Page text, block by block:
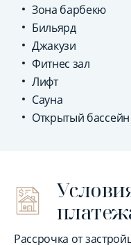
Зона барбекю
Бильярд
Джакузи
Фитнес зал
Лифт
Сауна
Открытый бассейн
Рассрочка от